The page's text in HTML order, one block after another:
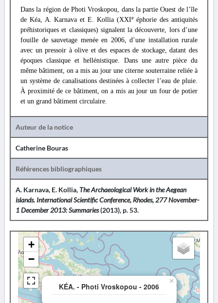
Dans la région de Photi Vroskopou, dans la partie Ouest de l’île
de Kéa, A. Karnava et E. Kollia (XXIeéphorie des antiquités
préhistoriques et classiques) signalent la découverte, lors d’une
fouille de sauvetage menée en 2006, d’une installation rurale
avec un pressoir à olive et des espaces de stockage, datant des
époques classique et hellénistique. Dans une autre pièce du
même bâtiment, on a mis au jour une citerne souterraine reliée à
un système de canalisations destinées à collecter l’eau de pluie.
À proximité de ce bâtiment, on a mis au jour un four de potier
et un grand bâtiment circulaire.
Auteur de la notice
Catherine Bouras
Références bibliographiques
A. Karnava, E. Kollia,The Archaeological Work in the Aegean
islands. International Scientific Conference, Rhodes, 277 November-
1 December 2013: Summaries(2013), p. 53.
KÉA. - Photi Vroskopou - 2006
×
+
−